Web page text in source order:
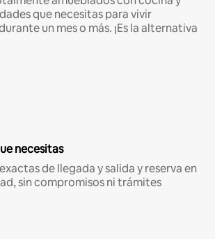
que necesitas para vivir
un mes o más. ¡Es la alternativa
necesitas
de llegada y salida y reserva en
sin compromisos ni trámites